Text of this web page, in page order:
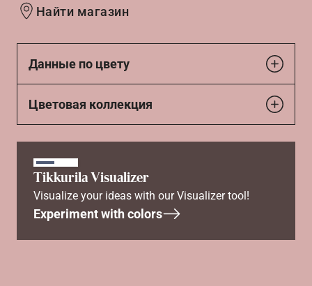
Найти магазин
Данные по цвету
Цветовая коллекция
Tikkurila Visualizer
Visualize your ideas with our Visualizer tool!
Experiment with colors